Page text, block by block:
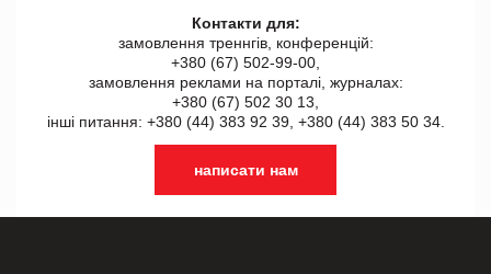
Контакти для:
замовлення треннгів, конференцій:
+380 (67) 502-99-00,
замовлення реклами на порталі, журналах:
+380 (67) 502 30 13,
інші питання: +380 (44) 383 92 39, +380 (44) 383 50 34.
написати нам